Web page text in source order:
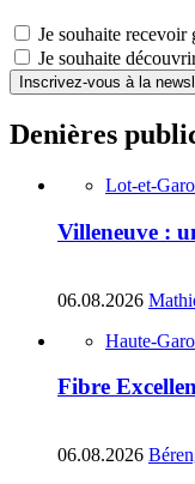
Je souhaite recevoir
Je souhaite
Inscrivez-vous à la
Denières
Lot-et-
Villeneuve :
06.08.2026
Haute-
Fibre
06.08.2026